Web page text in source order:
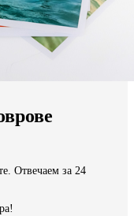
Отвечаем за 24